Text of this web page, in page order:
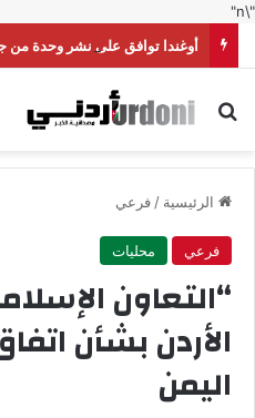
"\n"
أوغندا توافق على نشر وحدة من
بحث عن
الرئيسية /فرعي
فرعي محليات
“التعاون
الأردن بشأن
اليمن